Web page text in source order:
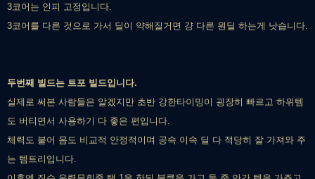
3코어는 인피 고정입니다.
3코어를 다른 것으로 가서 딜이 약해질거면 걍 다른 원딜 하는게 낫습니다.
두번째 빌드는 트포 빌드입니다.
실제로 써본 사람들은 알겠지만 초반 강한타이밍이 굉장히 빠르고 하위템
도 버티면서 사용하기 다 좋은 편입니다.
체력도 붙어 몸도 비교적 안정적이며 공속 이속 딜 다 적당히 잘 가져와 주
는 템트리입니다.